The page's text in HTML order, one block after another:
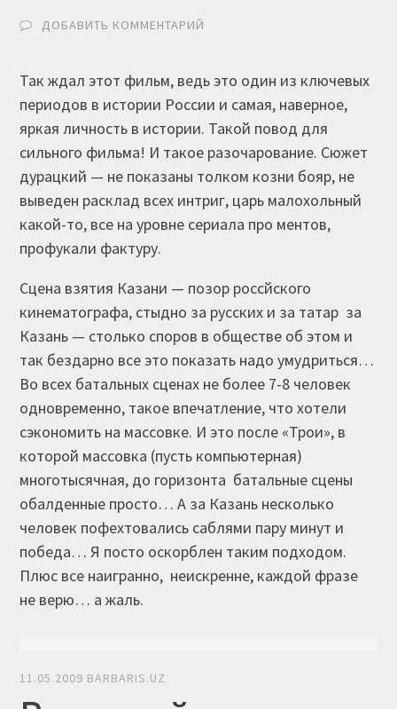
ДОБАВИТЬ КОММЕНТАРИЙ
Так ждал этот фильм, ведь это один из ключевых
периодов в истории России и самая, наверное,
яркая личность в истории. Такой повод для
сильного фильма! И такое разочарование. Сюжет
дурацкий — не показаны толком козни бояр, не
выведен расклад всех интриг, царь малохольный
какой-то, все на уровне сериала про ментов,
профукали фактуру.
Сцена взятия Казани — позор россйского
кинематографа, стыдно за русских и за татар за
Казань — столько споров в обществе об этом и
так бездарно все это показать надо умудриться…
Во всех батальных сценах не более 7-8 человек
одновременно, такое впечатление, что хотели
сэкономить на массовке. И это после «Трои», в
которой массовка (пусть компьютерная)
многотысячная, до горизонта батальные сцены
обалденные просто… А за Казань несколько
человек пофехтовались саблями пару минут и
победа… Я посто оскорблен таким подходом.
Плюс все наигранно, неискренне, каждой фразе
не верю… а жаль.
11.05.2009 BARBARIS.UZ